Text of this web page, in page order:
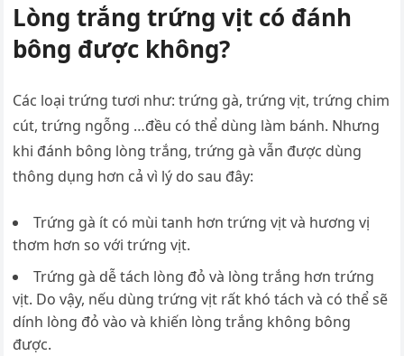
Lòng trắng trứng vịt có đánh
bông được không?
Các loại trứng tươi như: trứng gà, trứng vịt, trứng chim
cút, trứng ngỗng …đều có thể dùng làm bánh. Nhưng
khi đánh bông lòng trắng, trứng gà vẫn được dùng
thông dụng hơn cả vì lý do sau đây:
Trứng gà ít có mùi tanh hơn trứng vịt và hương vị
thơm hơn so với trứng vịt.
Trứng gà dễ tách lòng đỏ và lòng trắng hơn trứng
vịt. Do vậy, nếu dùng trứng vịt rất khó tách và có thể sẽ
dính lòng đỏ vào và khiến lòng trắng không bông
được.